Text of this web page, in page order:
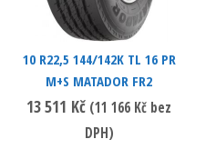
10 R22,5 144/142K TL 16 PR
M+S MATADOR FR2
13 511 Kč (11 166 Kč bez
DPH)